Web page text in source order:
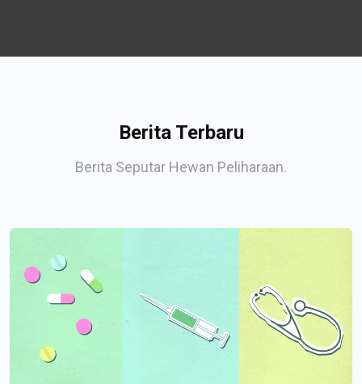
Berita Terbaru
Berita Seputar Hewan Peliharaan.